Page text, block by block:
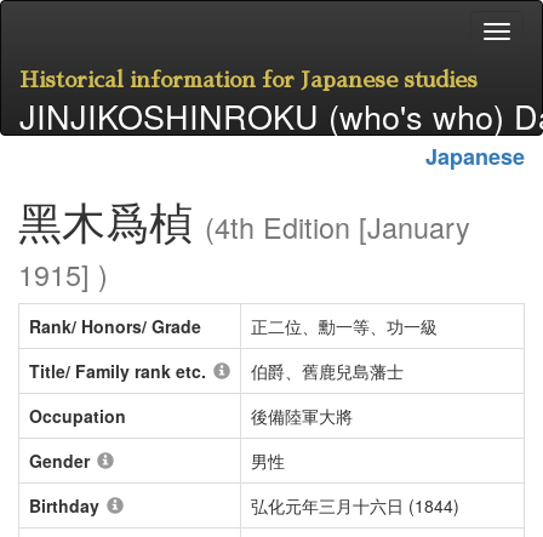
Historical information for Japanese studies
JINJIKOSHINROKU (who's who)
Japanese
黑木爲楨 (4th Edition [January
1915] )
Rank/ Honors/ Grade
正二位、勳一等、功一級
Title/ Family rank etc.
伯爵、舊鹿兒島藩士
Occupation
後備陸軍大將
Gender
男性
Birthday
弘化元年三月十六日 (1844)